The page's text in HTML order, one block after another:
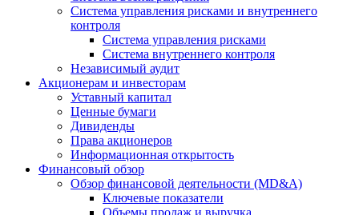
Система управления рисками и внутреннего
контроля
Система управления рисками
Система внутреннего контроля
Независимый аудит
Акционерам и инвесторам
Уставный капитал
Ценные бумаги
Дивиденды
Права акционеров
Информационная открытость
Финансовый обзор
Обзор финансовой деятельности (MD&A)
Ключевые показатели
Объемы продаж и выручка